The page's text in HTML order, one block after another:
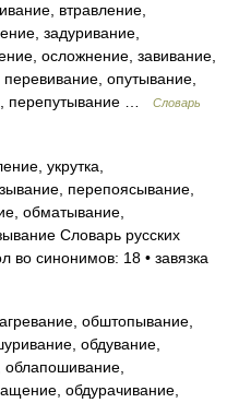
втравление,
задуривание,
осложнение, завивание,
опутывание,
перепутывание …
Словарь
укрутка,
перепоясывание,
обматывание,
Словарь русских
во синонимов: 18 • завязка
обштопывание,
обдувание,
обдурачивание,